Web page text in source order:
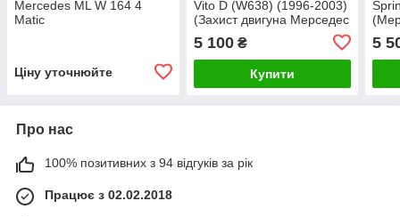
Mercedes ML W 164 4
Matic
Ціну уточнюйте
Vito D (W638) (1996-2003)
(Захист двигуна Мерседес
5 100₴
Купити
5
Про нас
100% позитивних з 94 відгуків за рік
Працює з 02.02.2018